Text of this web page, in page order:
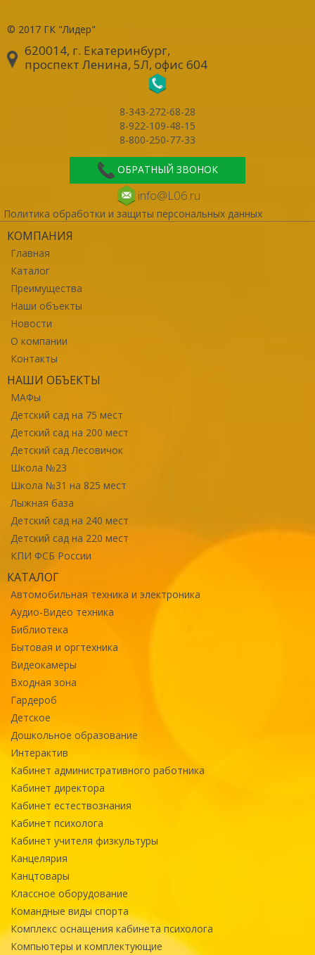
© 2017 ГК "Лидер"
620014, г. Екатеринбург,
проспект Ленина, 5Л, офис 604
8-343-272-68-28
8-922-109-48-15
8-800-250-77-33
ОБРАТНЫЙ ЗВОНОК
info@L06.ru
Политика обработки и защиты персональных данных
КОМПАНИЯ
Главная
Каталог
Преимущества
Наши объекты
Новости
О компании
Контакты
НАШИ ОБЪЕКТЫ
МАФы
Детский сад на 75 мест
Детский сад на 200 мест
Детский сад Лесовичок
Школа №23
Школа №31 на 825 мест
Лыжная база
Детский сад на 240 мест
Детский сад на 220 мест
КПИ ФСБ России
КАТАЛОГ
Автомобильная техника и электроника
Аудио-Видео техника
Библиотека
Бытовая и оргтехника
Видеокамеры
Входная зона
Гардероб
Детское
Дошкольное образование
Интерактив
Кабинет административного работника
Кабинет директора
Кабинет естествознания
Кабинет психолога
Кабинет учителя физкультуры
Канцелярия
Канцтовары
Классное оборудование
Командные виды спорта
Комплекс оснащения кабинета психолога
Компьютеры и комплектующие